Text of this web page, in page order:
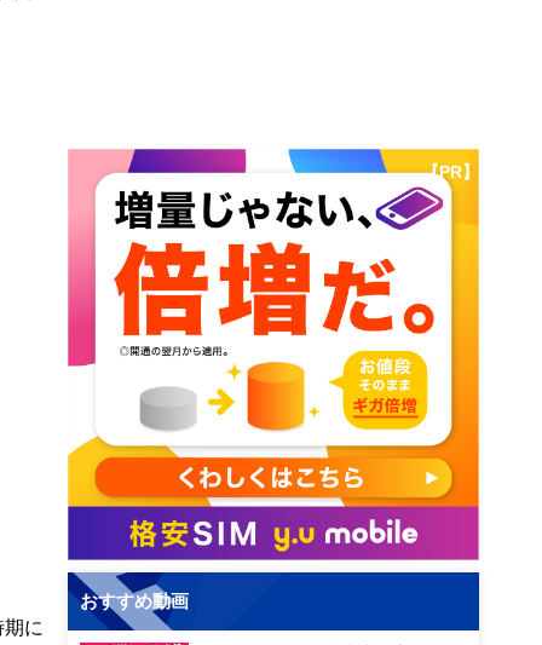
に
【PR】
おすすめ動画